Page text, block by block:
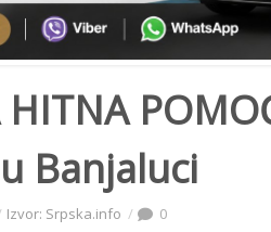
HITNA
Banjaluci
Izvor: Srpska.info 0